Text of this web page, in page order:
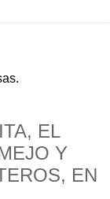
EL
Y
EN